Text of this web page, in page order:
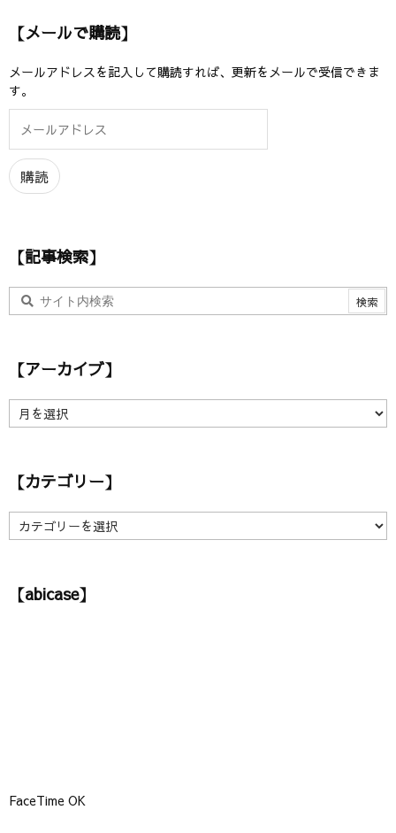
【メールで購読】
メールアドレスを記入して購読すれば、更新をメールで受信できま
す。
ル
ア
ド
購読
【記事検索】
【アーカイブ】
ア
イ
】
【カテゴリー】
【
カ
リ【abicase】
FaceTime OK